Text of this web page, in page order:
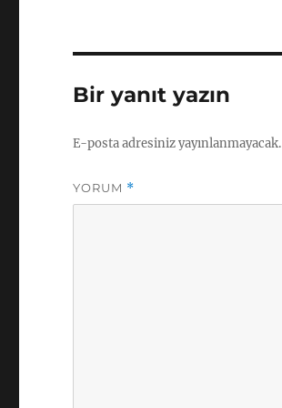
Bir yanıt yazın
E-posta adresiniz yayınlanmayacak.
YORUM *